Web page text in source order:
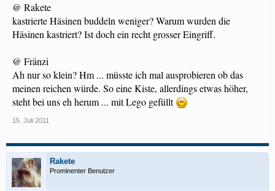
@ Rakete
kastrierte Häsinen buddeln weniger? Warum wurden die
Häsinen kastriert? Ist doch ein recht grosser Eingriff.
@ Fränzi
Ah nur so klein? Hm ... müsste ich mal ausprobieren ob das
meinen reichen würde. So eine Kiste, allerdings etwas höher,
steht bei uns eh herum ... mit Lego gefüllt
15. Juli 2011
Rakete
Prominenter Benutzer